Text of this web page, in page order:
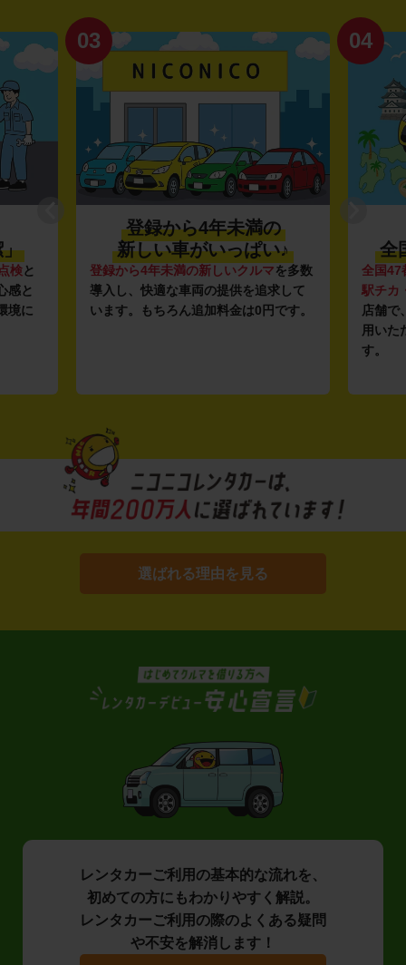
」
検と
感と
境に
03
登録から4年未満の
新しい車がいっぱい♪
登録から4年未満の新しいクルマを多数
導入し、快適な車両の提供を追求して
います。もちろん追加料金は0円です。
04
全
全国47
駅チカ
店舗で
用いた
す。
選ばれる理由を見る
レンタカーご利用の基本的な流れを、
初めての方にもわかりやすく解説。
レンタカーご利用の際のよくある疑問
や不安を解消します！